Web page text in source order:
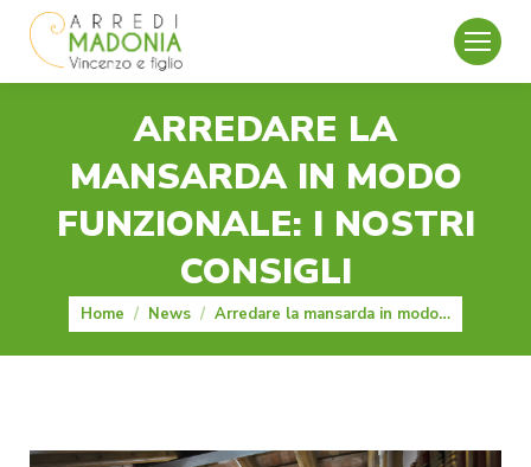
ARREDARE LA
MANSARDA IN MODO
FUNZIONALE: I NOSTRI
CONSIGLI
You are here:
Home News Arredare la mansarda in modo…